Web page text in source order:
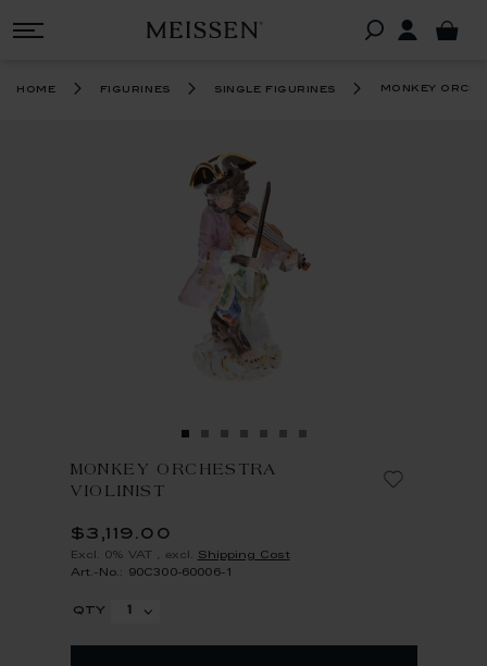
home figurines single figurines monkey
MONKEY ORCHESTRA
VIOLINIST
$3,119.00
Excl. 0% VAT excl. Shipping Cost
Art.-No.: 90C300-60006-1
qty